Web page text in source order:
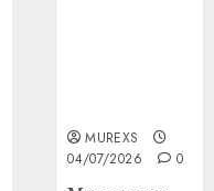
MUREXS
04/07/2026
0